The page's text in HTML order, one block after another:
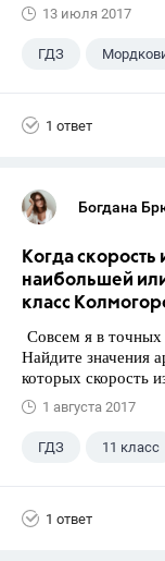
13 июля 2017
ГДЗ
1 ответ
Богдана
Когда
наибольшей
класс
Совсем я в
Найдите значения
которых скорость
1 августа 2017
ГДЗ 11 класс
1 ответ